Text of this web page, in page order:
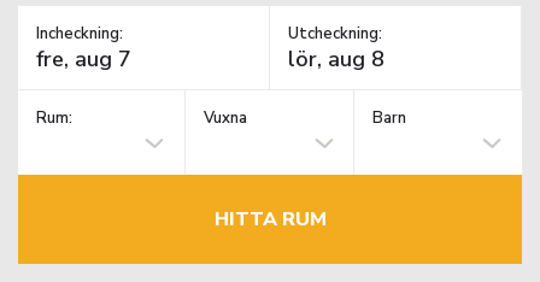
Incheckning: Utcheckning:
Rum: Vuxna Barn
HITTA RUM